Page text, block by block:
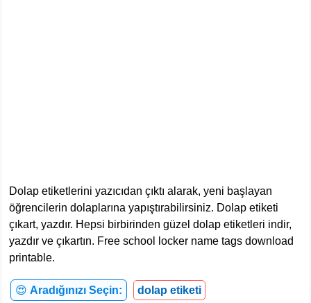
Dolap etiketlerini yazıcıdan çıktı alarak, yeni başlayan
öğrencilerin dolaplarına yapıştırabilirsiniz. Dolap etiketi
çıkart, yazdır. Hepsi birbirinden güzel dolap etiketleri indir,
yazdır ve çıkartın. Free school locker name tags download
printable.
😍 Aradığınızı Seçin: dolap etiketi